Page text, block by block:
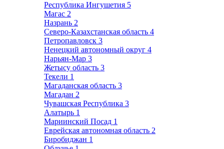
Республика Ингушетия 5
Магас 2
Назрань 2
Северо-Казахстанская область 4
Петропавловск 3
Ненецкий автономный округ 4
Нарьян-Мар 3
Жетысу область 3
Текели 1
Магаданская область 3
Магадан 2
Чувашская Республика 3
Алатырь 1
Мариинский Посад 1
Еврейская автономная область 2
Биробиджан 1